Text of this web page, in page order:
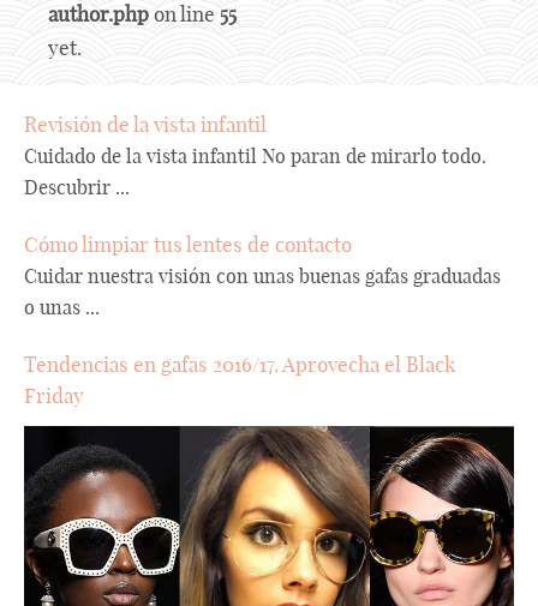
author.phpon line 55
yet.
Revisión de la vista infantil
Cuidado de la vista infantil No paran de mirarlo todo.
Descubrir ...
Cómo limpiar tus lentes de contacto
Cuidar nuestra visión con unas buenas gafas graduadas
o unas ...
Tendencias en gafas 2016/17. Aprovecha el Black
Friday